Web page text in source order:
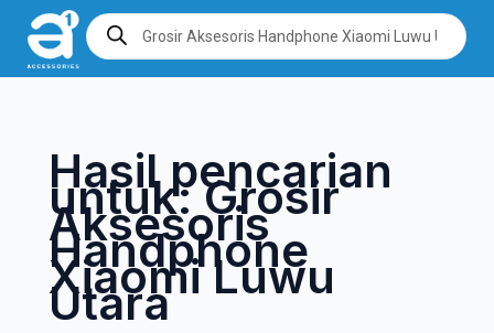
Lewati
konten
Products
search
Hasil pencarian
untuk:Grosir
Aksesoris
Handphone
Xiaomi Luwu
Utara
Cari
untuk: